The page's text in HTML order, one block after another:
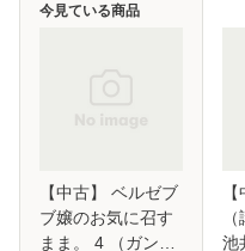
【中古】 ベルゼブ
ブ嬢のお気に召す
まま。 4 （ガンガ
今見ている商品
池